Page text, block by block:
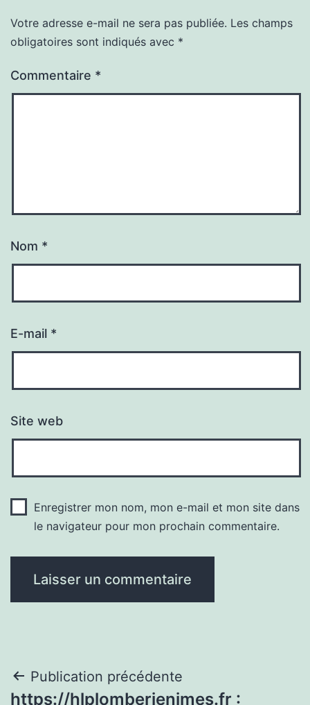
Votre adresse e-mail ne sera pas publiée. Les champs
obligatoires sont indiqués avec *
Commentaire *
Nom *
E-mail *
Site web
Enregistrer mon nom, mon e-mail et mon site dans
le navigateur pour mon prochain commentaire.
Navigation
Publication précédente
https://hlplomberienimes.fr :